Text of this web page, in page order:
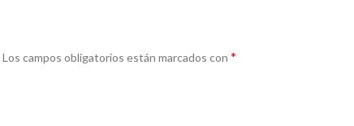
Los campos obligatorios están marcados con *